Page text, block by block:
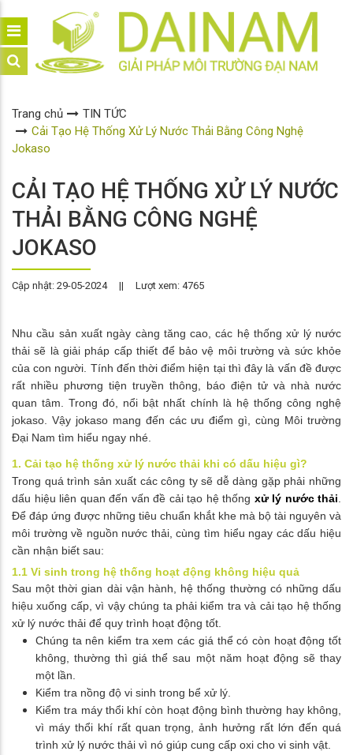
Trang chủ
TIN TỨC
Cải Tạo Hệ Thống Xử Lý Nước Thải Bằng Công Nghệ
Jokaso
CẢI TẠO HỆ THỐNG XỬ LÝ NƯỚC
THẢI BẰNG CÔNG NGHỆ
JOKASO
Cập nhật: 29-05-2024 || Lượt xem: 4765
Nhu cầu sản xuất ngày càng tăng cao, các hệ thống xử lý nước
thải sẽ là giải pháp cấp thiết để bảo vệ môi trường và sức khỏe
của con người. Tính đến thời điểm hiện tại thì đây là vấn đề được
rất nhiều phương tiện truyền thông, báo điện tử và nhà nước
quan tâm. Trong đó, nổi bật nhất chính là hệ thống công nghệ
jokaso. Vậy jokaso mang đến các ưu điểm gì, cùng Môi trường
Đại Nam tìm hiểu ngay nhé.
1. Cải tạo hệ thống xử lý nước thải khi có dấu hiệu gì?
Trong quá trình sản xuất các công ty sẽ dễ dàng gặp phải những
dấu hiệu liên quan đến vấn đề cải tạo hệ thống xử lý nước thải.
Để đáp ứng được những tiêu chuẩn khắt khe mà bộ tài nguyên và
môi trường về nguồn nước thải, cùng tìm hiểu ngay các dấu hiệu
cần nhận biết sau:
1.1 Vi sinh trong hệ thống hoạt động không hiệu quả
Sau một thời gian dài vận hành, hệ thống thường có những dấu
hiệu xuống cấp, vì vậy chúng ta phải kiểm tra và cải tạo hệ thống
xử lý nước thải để quy trình hoạt động tốt.
Chúng ta nên kiểm tra xem các giá thể có còn hoạt động tốt
không, thường thì giá thể sau một năm hoạt động sẽ thay
một lần.
Kiểm tra nồng độ vi sinh trong bể xử lý.
Kiểm tra máy thổi khí còn hoạt động bình thường hay không,
vì máy thổi khí rất quan trọng, ảnh hưởng rất lớn đến quá
trình xử lý nước thải vì nó giúp cung cấp oxi cho vi sinh vật.